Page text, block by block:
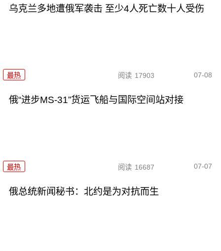
乌克兰多地遭俄军袭击 至少4人死亡数十人受伤
最热 阅读 17903 07-08
俄“进步MS-31”货运飞船与国际空间站对接
最热 阅读 16687 07-07
俄总统新闻秘书：北约是为对抗而生